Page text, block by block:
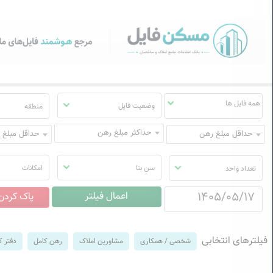
مسکن فایل | خرید، فروش،
منوی
مسکن
وضعیت فایل منطقه
حداقل مبلغ رهن حداکثر مبلغ رهن حداقل مبلغ
تعداد واحد سن بنا امکانات
فیلترهای انتخابی شخصی / همکاری مشاورین املاک رهن کامل دفتر